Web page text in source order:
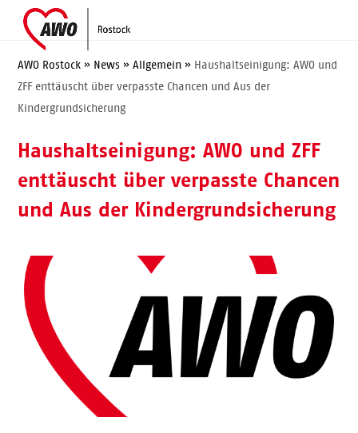
content
Open
mobile
menu
Close
mobile
menu
AWO Rostock » News »Allgemein » Haushaltseinigung: AWO und
ZFF enttäuscht über verpasste Chancen und Aus der
Kindergrundsicherung
Haushaltseinigung: AWO und ZFF
enttäuscht über verpasste Chancen
und Aus der Kindergrundsicherung